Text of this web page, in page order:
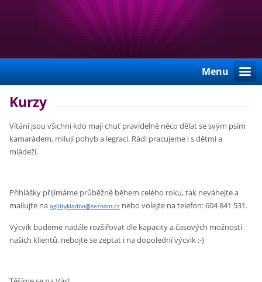
Menu
Kurzy
Vítáni jsou všichni kdo mají chuť pravidelně něco dělat se svým psím
kamarádem, milují pohyb a legraci. Rádi pracujeme i s dětmi a
mládeží.
Přihlášky přijímáme průběžně během celého roku, tak neváhejte a
mailujte naagilitykladno@seznam.cz nebo volejte na telefon: 604 841 531.
Výcvik budeme nadále rozšiřovat dle kapacity a časových možností
našich klientů, nebojte se zeptat i na dopolední výcvik :-)